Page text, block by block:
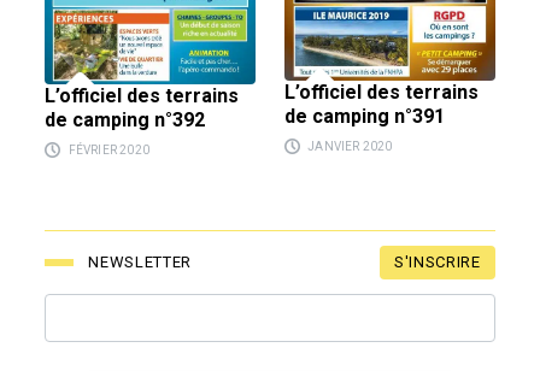
L’officiel des terrains
de camping n°392
FÉVRIER 2020
L’officiel des terrains
de camping n°391
JANVIER 2020
NEWSLETTER S'INSCRIRE